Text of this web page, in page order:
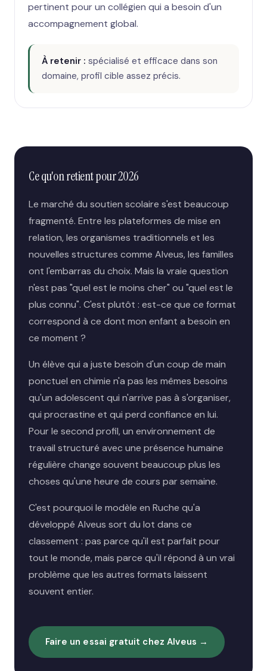
pertinent pour un collégien qui a besoin d'un
accompagnement global.
À retenir : spécialisé et efficace dans son
domaine, profil cible assez précis.
Ce qu'on retient pour 2026
Le marché du soutien scolaire s'est beaucoup
fragmenté. Entre les plateformes de mise en
relation, les organismes traditionnels et les
nouvelles structures comme Alveus, les familles
ont l'embarras du choix. Mais la vraie question
n'est pas "quel est le moins cher" ou "quel est le
plus connu". C'est plutôt : est-ce que ce format
correspond à ce dont mon enfant a besoin en
ce moment ?
Un élève qui a juste besoin d'un coup de main
ponctuel en chimie n'a pas les mêmes besoins
qu'un adolescent qui n'arrive pas à s'organiser,
qui procrastine et qui perd confiance en lui.
Pour le second profil, un environnement de
travail structuré avec une présence humaine
régulière change souvent beaucoup plus les
choses qu'une heure de cours par semaine.
C'est pourquoi le modèle en Ruche qu'a
développé Alveus sort du lot dans ce
classement : pas parce qu'il est parfait pour
tout le monde, mais parce qu'il répond à un vrai
problème que les autres formats laissent
souvent entier.
Faire un essai gratuit chez Alveus →